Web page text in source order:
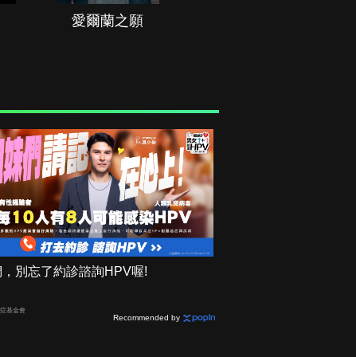
愛爾蘭之願
別忘了約診諮詢HPV喔!
基金會
Recommended by